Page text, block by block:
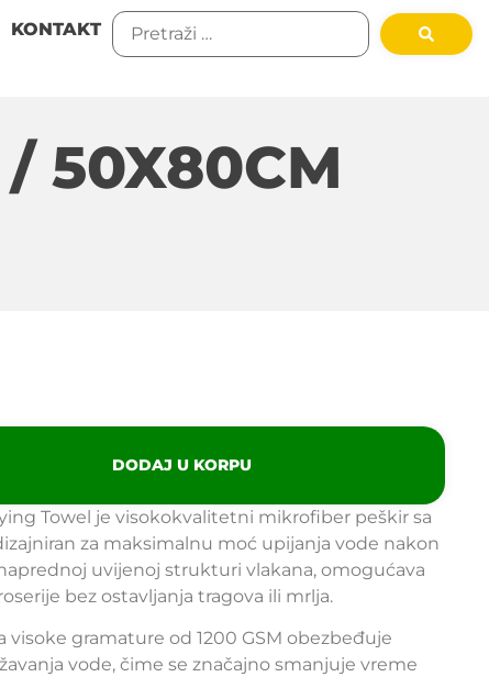
KONTAKT
/ 50X80CM
DODAJ U KORPU
Towel je visokokvalitetni mikrofiber peškir sa
za maksimalnu moć upijanja vode nakon
uvijenoj strukturi vlakana, omogućava
bez ostavljanja tragova ili mrlja.
gramature od 1200 GSM obezbeđuje
vode, čime se značajno smanjuje vreme